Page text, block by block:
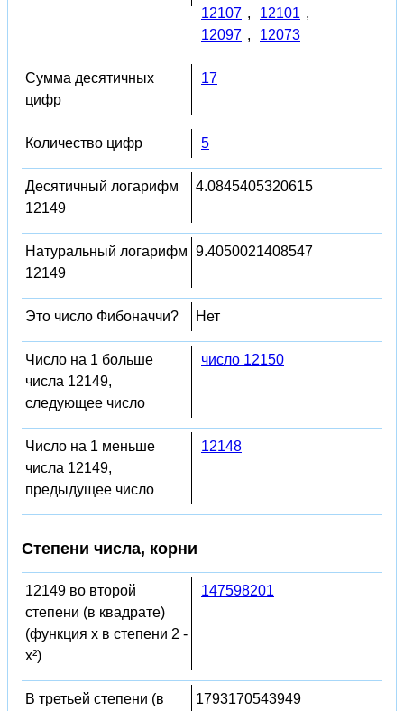
12107 , 12101 ,
12097 , 12073
Сумма десятичных
цифр
17
Количество цифр 5
Десятичный логарифм
12149
4.0845405320615
Натуральный логарифм
12149
9.4050021408547
Это число Фибоначчи? Нет
Число на 1 больше
числа 12149,
следующее число
число 12150
Число на 1 меньше
числа 12149,
предыдущее число
12148
Степени числа, корни
12149 во второй
степени (в квадрате)
(функция x в степени 2 -
x²)
147598201
В третьей степени (в
1793170543949